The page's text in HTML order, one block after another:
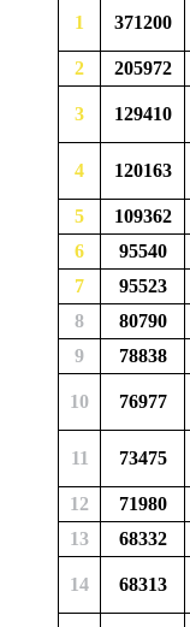
1 371200
2
205972
3 129410
4 120163
5
109362
6
95540
7
95523
8
80790
9
78838
10 76977
11 73475
12
71980
13
68332
14 68313